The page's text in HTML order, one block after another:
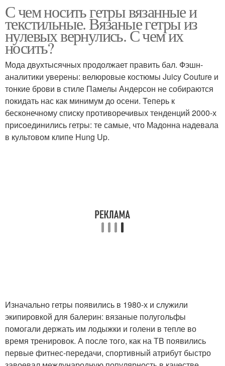
Капроновые гольфы Вязаные гольфы
Мужские гольфы Гольфы из колготок
С чем носить гетры вязанные и
текстильные. Вязаные гетры из
нулевых вернулись. С чем их
носить?
Мода двухтысячных продолжает править бал. Фэшн-
аналитики уверены: велюровые костюмы Juicy Couture и
тонкие брови в стиле Памелы Андерсон не собираются
покидать нас как минимум до осени. Теперь к
бесконечному списку противоречивых тенденций 2000-х
присоединились гетры: те самые, что Мадонна надевала
в культовом клипе Hung Up.
Изначально гетры появились в 1980-х и служили
экипировкой для балерин: вязаные полугольфы
помогали держать им лодыжки и голени в тепле во
время тренировок. А после того, как на ТВ появились
первые фитнес-передачи, спортивный атрибут быстро